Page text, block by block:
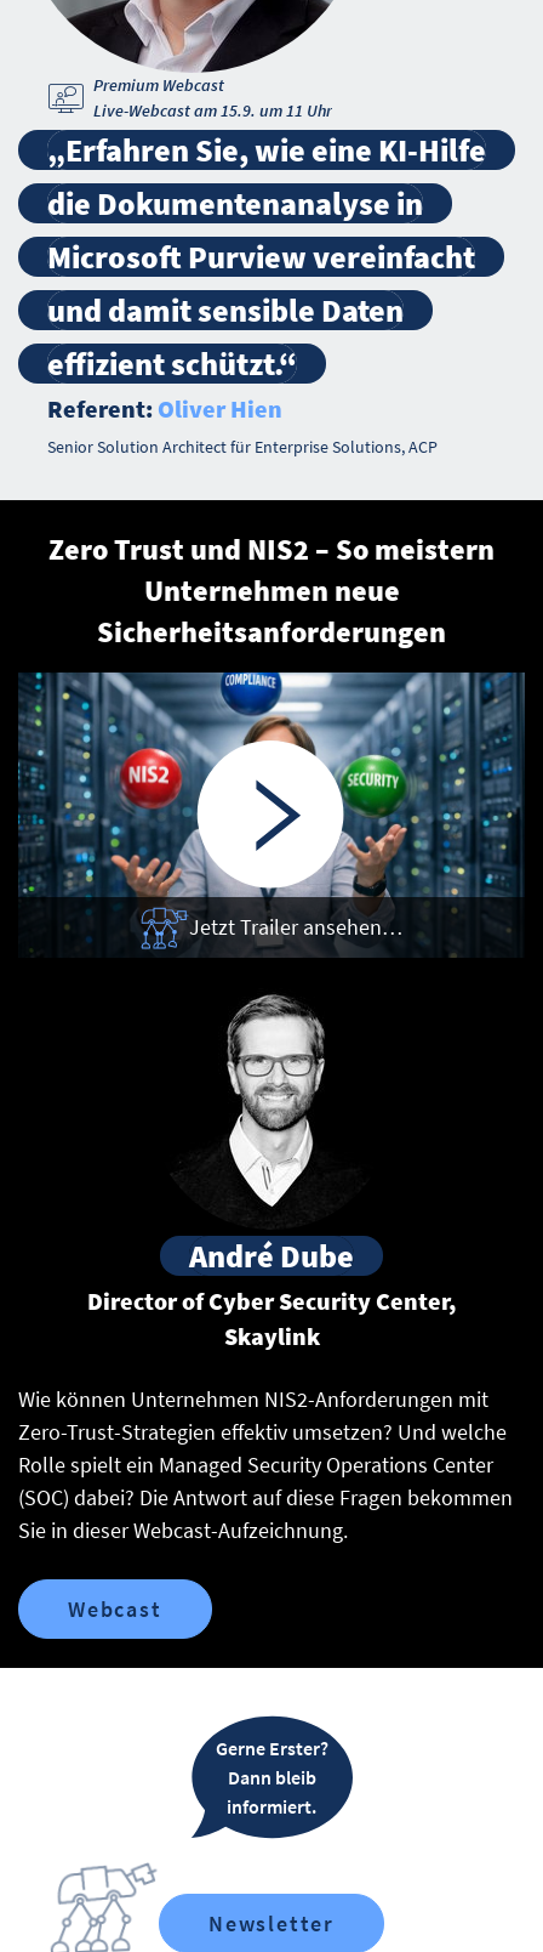
Premium Webcast
Live-Webcast am 15.9. um 11 Uhr
„Erfahren Sie, wie eine KI-Hilfe
die Dokumentenanalyse in
Microsoft Purview vereinfacht
und damit sensible Daten
effizient schützt.“
Referent: Oliver Hien
Senior Solution Architect für Enterprise Solutions, ACP
Zero Trust und NIS2 – So meistern
Unternehmen neue
Sicherheitsanforderungen
Jetzt Trailer ansehen…
André Dube
Director of Cyber Security Center,
Skaylink
Wie können Unternehmen NIS2-Anforderungen mit
Zero-Trust-Strategien effektiv umsetzen? Und welche
Rolle spielt ein Managed Security Operations Center
(SOC) dabei? Die Antwort auf diese Fragen bekommen
Sie in dieser Webcast-Aufzeichnung.
Webcast
Gerne Erster?
Dann bleib
informiert.
Newsletter